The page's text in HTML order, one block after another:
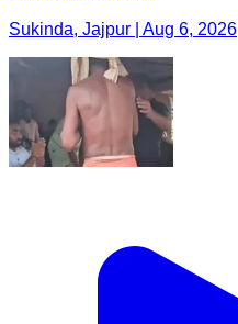
Sukinda, Jajpur | Aug 6, 2026